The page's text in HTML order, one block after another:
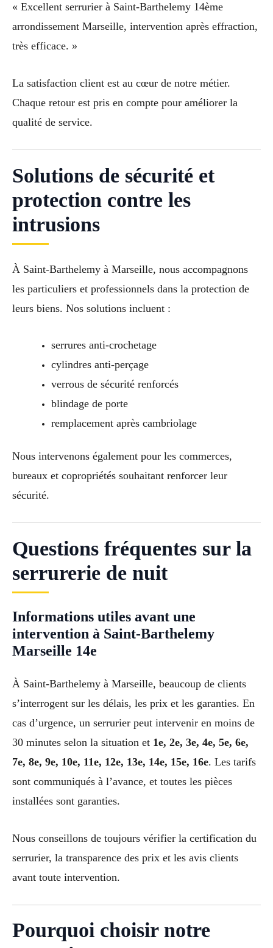
« Excellent serrurier à Saint-Barthelemy 14ème
arrondissement Marseille, intervention après effraction,
très efficace. »
La satisfaction client est au cœur de notre métier.
Chaque retour est pris en compte pour améliorer la
qualité de service.
Solutions de sécurité et
protection contre les
intrusions
À Saint-Barthelemy à Marseille, nous accompagnons
les particuliers et professionnels dans la protection de
leurs biens. Nos solutions incluent :
serrures anti-crochetage
cylindres anti-perçage
verrous de sécurité renforcés
blindage de porte
remplacement après cambriolage
Nous intervenons également pour les commerces,
bureaux et copropriétés souhaitant renforcer leur
sécurité.
Questions fréquentes sur la
serrurerie de nuit
Informations utiles avant une
intervention à Saint-Barthelemy
Marseille 14e
À Saint-Barthelemy à Marseille, beaucoup de clients
s’interrogent sur les délais, les prix et les garanties. En
cas d’urgence, un serrurier peut intervenir en moins de
30 minutes selon la situation et 1e, 2e, 3e, 4e, 5e, 6e,
7e, 8e, 9e, 10e, 11e, 12e, 13e, 14e, 15e, 16e. Les tarifs
sont communiqués à l’avance, et toutes les pièces
installées sont garanties.
Nous conseillons de toujours vérifier la certification du
serrurier, la transparence des prix et les avis clients
avant toute intervention.
Pourquoi choisir notre